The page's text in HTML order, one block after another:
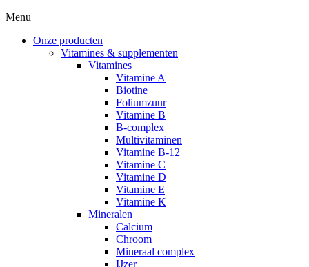
Menu
Onze producten
Vitamines & supplementen
Vitamines
Vitamine A
Biotine
Foliumzuur
Vitamine B
B-complex
Multivitaminen
Vitamine B-12
Vitamine C
Vitamine D
Vitamine E
Vitamine K
Mineralen
Calcium
Chroom
Mineraal complex
IJzer